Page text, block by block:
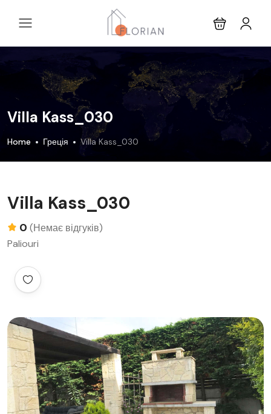
Villa Kass_030
Home Греція Villa Kass_030
Villa Kass_030
0 (Немає відгуків)
Paliouri